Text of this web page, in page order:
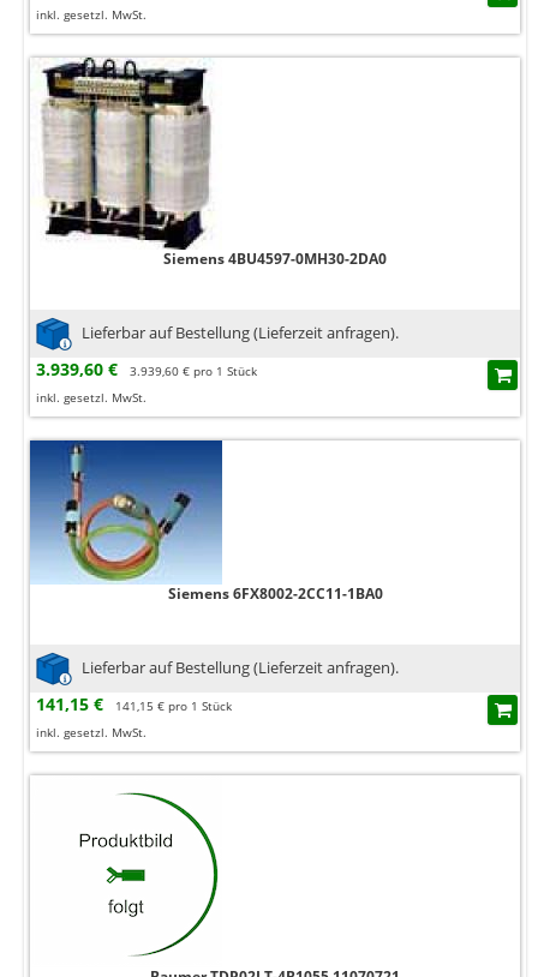
inkl. gesetzl. MwSt.
Siemens 4BU4597-0MH30-2DA0
Lieferbar auf Bestellung (Lieferzeit anfragen).
3.939,60 €
3.939,60 € pro 1 Stück
inkl. gesetzl. MwSt.
Siemens 6FX8002-2CC11-1BA0
Lieferbar auf Bestellung (Lieferzeit anfragen).
141,15 €
141,15 € pro 1 Stück
inkl. gesetzl. MwSt.